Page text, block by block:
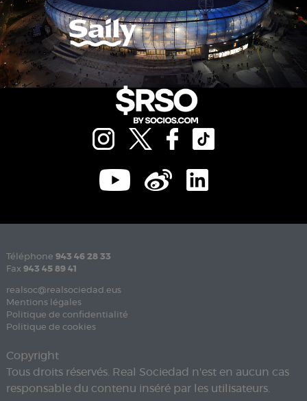
Téléphone 943 46 28 33
Fax 943 45 89 41
realsoc@realsociedad.eus
Mentions légales
Politique de confidentialité
Politique de cookies
Copyright
Tous droits réservés. Real Sociedad n'est en aucun cas
responsable du contenu inséré par les utilisateurs.